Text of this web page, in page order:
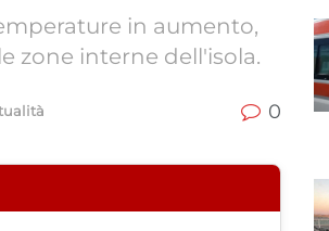
in aumento,
zone interne dell'isola.
0